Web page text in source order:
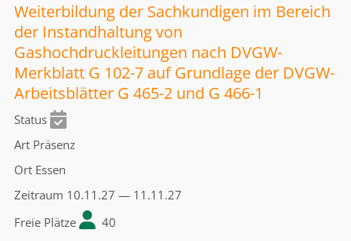
Weiterbildung der Sachkundigen im Bereich
der Instandhaltung von
Gashochdruckleitungen nach DVGW-
Merkblatt G 102-7 auf Grundlage der DVGW-
Arbeitsblätter G 465-2 und G 466-1
Status
Art Präsenz
Ort Essen
Zeitraum 10.11.27 — 11.11.27
Freie Plätze
40